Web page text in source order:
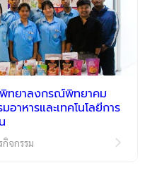
พิทยาลงกรณ์พิทยาคม
าหารและเทคโนโลยีการ
กิจกรรม